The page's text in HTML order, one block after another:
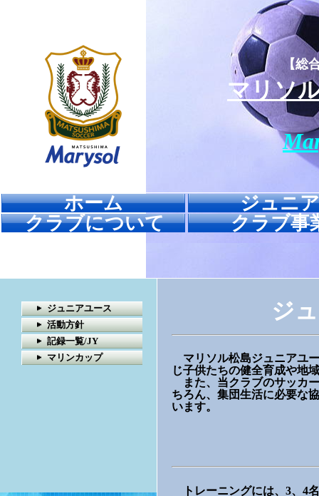
【
マリソ
ホーム
ジュニア
クラブについて
クラブ事
ジュニアユース
活動方針
記録一覧/JY
マリンカップ
ジ
マリソル松島ジュニアユ
じ子供たちの健全育成や地
また、当クラブのサッカ
ちろん、集団生活に必要な
います。
トレーニングには、3、4